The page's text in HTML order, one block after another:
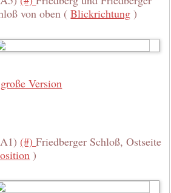
von oben (Blickrichtung )
große Version
(#)Friedberger Schloß, Ostseite
)